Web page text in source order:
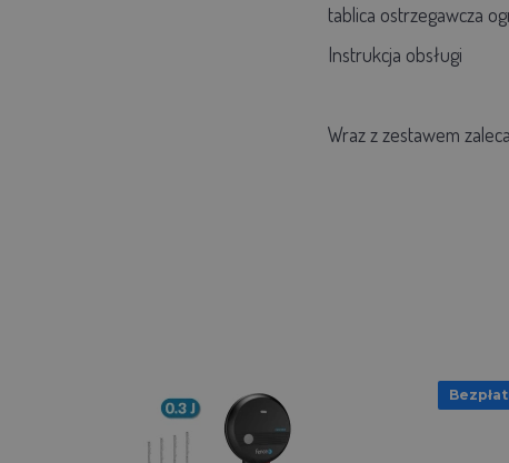
tablica ostrzegawcza
Instrukcja obsługi
Wraz z zestawem